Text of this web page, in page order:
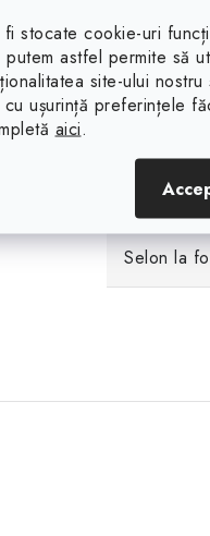
stocate cookie-uri
astfel permite să
site-ului nostru
ușurință preferințele
aici.
Hauteur B
Poids (g)
Selon la